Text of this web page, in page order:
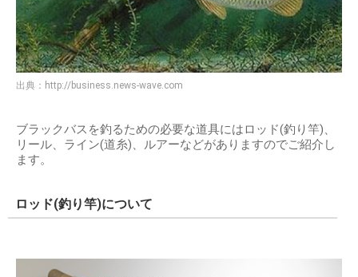
出典： http://business.news-wave.com
ブラックバスを釣るための必要な道具にはロッド(釣り竿)、
リール、ライン(道糸)、ルアーなどがありますのでご紹介し
ます。
ロッド(釣り竿)について